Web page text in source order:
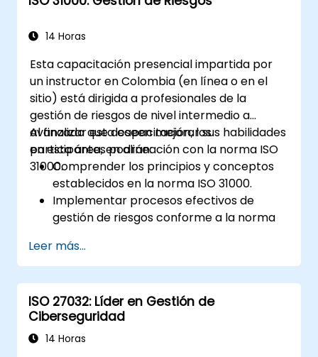
Asegurar un monitoreo continuo y
mantener la seguridad.
Identificar y superar desafíos específicos
de nuevas tecnologías y procesos de
SOTIF.
14 Horas
Esta capacitación presencial impartida por
un instructor en Colombia (en línea o en el
sitio) está dirigida a profesionales de la
gestión de riesgos de nivel intermedio a
avanzado que deseen mejorar sus habilidades
en esta área, en alineación con la norma ISO
31000.
Al finalizar esta capacitación, los
participantes podrán:
Comprender los principios y conceptos
establecidos en la norma ISO 31000.
Implementar procesos efectivos de
gestión de riesgos conforme a la norma
Identificar y evaluar los riesgos de
manera sistemática.
Aplicar estrategias de tratamiento de
riesgos y técnicas de monitoreo.
Comunicar y reportar los riesgos de
forma transparente dentro de la
Leer más...
ISO 27032: Líder en Gestión de
Ciberseguridad
14 Horas